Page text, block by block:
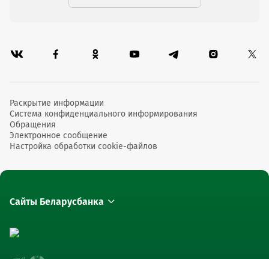
Раскрытие информации
Система конфиденциального информирования
Обращения
Электронное сообщение
Настройка обработки cookie-файлов
Сайты Беларусбанка